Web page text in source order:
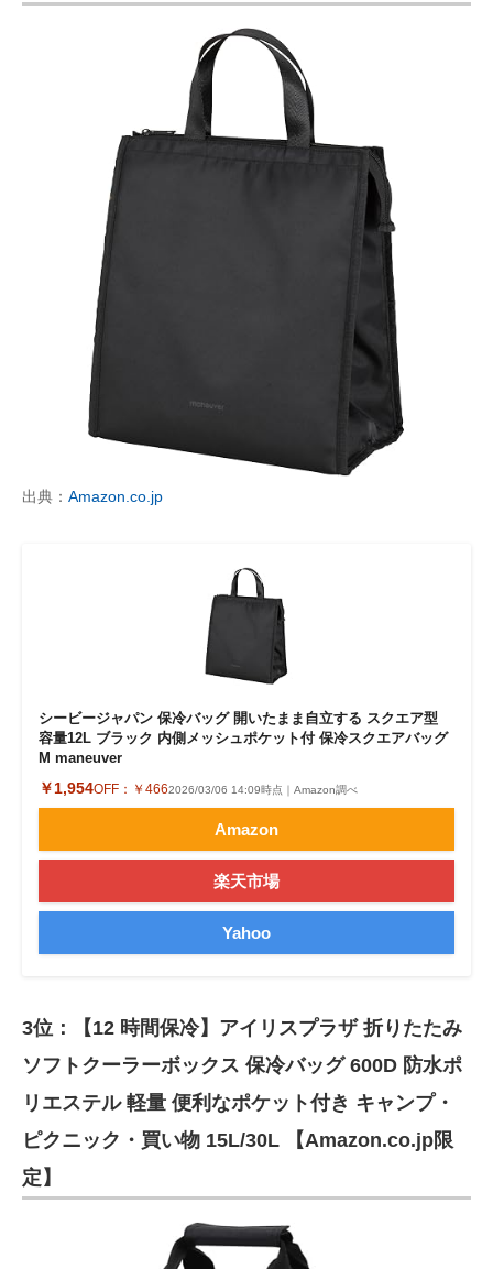
出典： Amazon.co.jp
シービージャパン 保冷バッグ 開いたまま自立する スクエア型
容量12L ブラック 内側メッシュポケット付 保冷スクエアバッグ
M maneuver
￥1,954OFF： ￥4662026/03/06 14:09時点｜Amazon調べ
Amazon
楽天市場
Yahoo
3位：【12 時間保冷】アイリスプラザ 折りたたみ
ソフトクーラーボックス 保冷バッグ 600D 防水ポ
リエステル 軽量 便利なポケット付き キャンプ・
ピクニック・買い物 15L/30L 【Amazon.co.jp限
定】